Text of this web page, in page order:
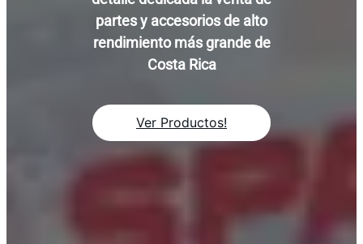
partes y accesorios de alto
rendimiento más grande de
Costa Rica
Ver Productos!